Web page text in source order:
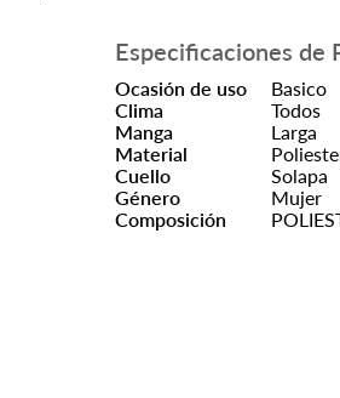
Especificaciones de
Ocasión de uso
Basico
Clima
Todos
Manga
Larga
Material
Cuello
Solapa
Género
Mujer
Composición